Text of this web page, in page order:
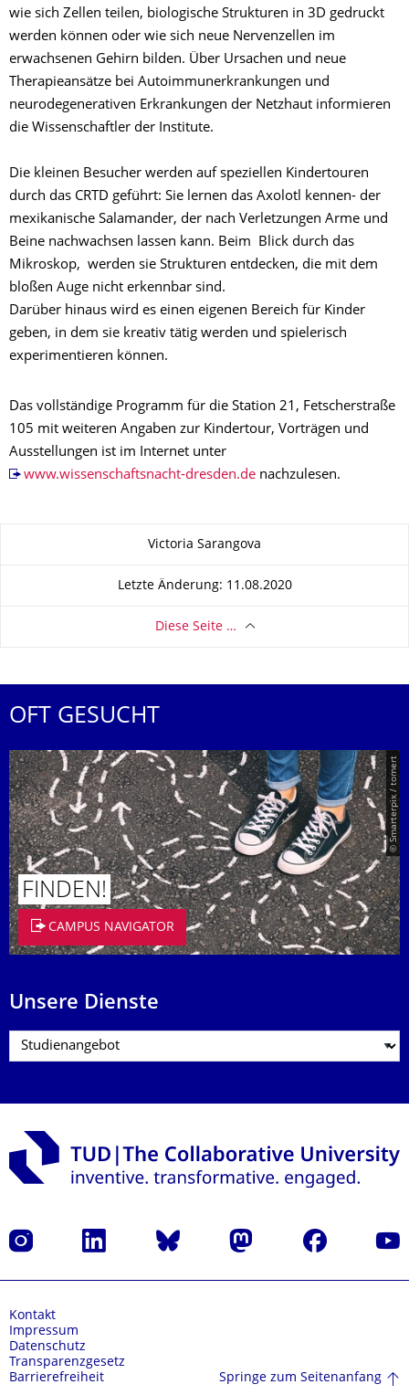
wie sich Zellen teilen, biologische Strukturen in 3D gedruckt
werden können oder wie sich neue Nervenzellen im
erwachsenen Gehirn bilden. Über Ursachen und neue
Therapieansätze bei Autoimmunerkrankungen und
neurodegenerativen Erkrankungen der Netzhaut informieren
die Wissenschaftler der Institute.
Die kleinen Besucher werden auf speziellen Kindertouren
durch das CRTD geführt: Sie lernen das Axolotl kennen- der
mexikanische Salamander, der nach Verletzungen Arme und
Beine nachwachsen lassen kann. Beim Blick durch das
Mikroskop, werden sie Strukturen entdecken, die mit dem
bloßen Auge nicht erkennbar sind.
Darüber hinaus wird es einen eigenen Bereich für Kinder
geben, in dem sie kreativ tätig werden und spielerisch
experimentieren können.
Das vollständige Programm für die Station 21, Fetscherstraße
105 mit weiteren Angaben zur Kindertour, Vorträgen und
Ausstellungen ist im Internet unter
www.wissenschaftsnacht-dresden.denachzulesen.
Victoria Sarangova
Letzte Änderung: 11.08.2020
Diese Seite …
OFT GESUCHT
© Smarterpix / tomert
FINDEN!
CAMPUS NAVIGATOR
Unsere Dienste
Instagram LinkedIn Bluesky Mastodon Facebook
Kontakt
Impressum
Datenschutz
Transparenzgesetz
Barrierefreiheit
Springe zum Seitenanfang